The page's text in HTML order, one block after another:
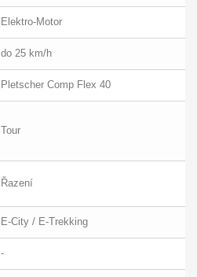
Elektro-Motor
do 25 km/h
Pletscher Comp Flex 40
Tour
Řazení
E-City / E-Trekking
-